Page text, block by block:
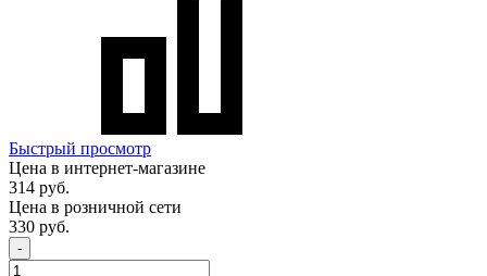
Быстрый просмотр
Цена в интернет-магазине
314 руб.
Цена в розничной сети
330 руб.
-